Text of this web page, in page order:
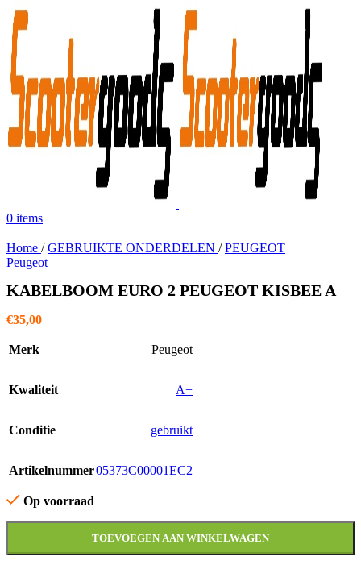
0 items
Home / GEBRUIKTE ONDERDELEN / PEUGEOT
Peugeot
KABELBOOM EURO 2 PEUGEOT KISBEE A
€35,00
Merk Peugeot
Kwaliteit A+
Conditie gebruikt
Artikelnummer05373C00001EC2
Op voorraad
TOEVOEGEN AAN WINKELWAGEN